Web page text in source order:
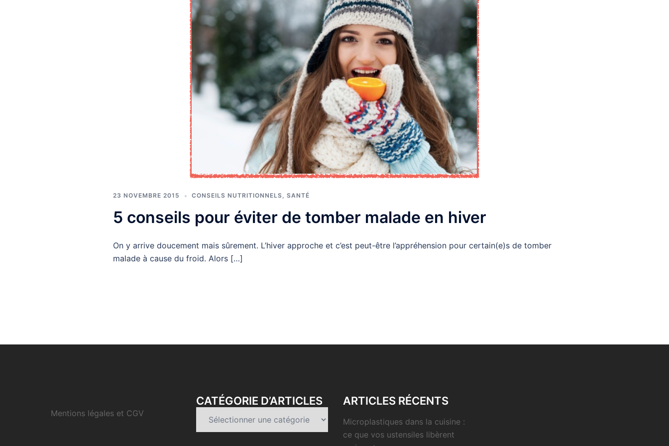
23 NOVEMBRE 2015 CONSEILS NUTRITIONNELS, SANTÉ
5 conseils pour éviter de tomber malade en hiver
On y arrive doucement mais sûrement. L’hiver approche et c’est peut-être l’appréhension pour certain(e)s de tomber
malade à cause du froid. Alors […]
Mentions légales et CGV
CATÉGORIE D’ARTICLES ARTICLES RÉCENTS
Microplastiques dans la cuisine :
ce que vos ustensiles libèrent